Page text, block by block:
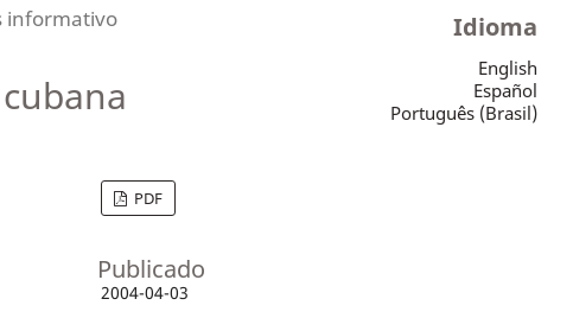
informativo
PDF
Publicado
2004-04-03
Idioma
English
Español
Português (Brasil)